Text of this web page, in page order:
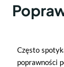
Często
poprawności